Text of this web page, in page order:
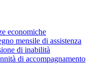
economiche
mensile di assistenza
di inabilità
di accompagnamento